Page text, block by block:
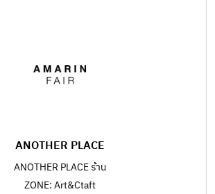
ANOTHER PLACE
ANOTHER PLACE ร้าน
ZONE: Art&Ctaft